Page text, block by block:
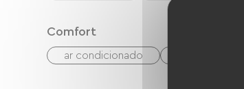
Comfort
ar condicionado